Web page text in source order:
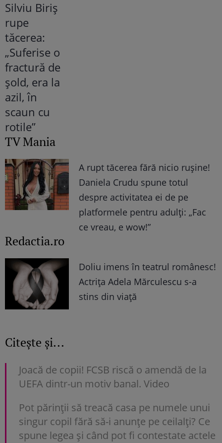
TV Mania
A rupt tăcerea fără nicio rușine!
Daniela Crudu spune totul
despre activitatea ei de pe
platformele pentru adulți: „Fac
ce vreau, e wow!”
Redactia.ro
Doliu imens în teatrul românesc!
Actrița Adela Mărculescu s-a
stins din viață
Citește și...
Joacă de copii! FCSB riscă o amendă de la
UEFA dintr-un motiv banal. Video
Pot părinții să treacă casa pe numele unui
singur copil fără să-i anunțe pe ceilalți? Ce
spune legea și când pot fi contestate actele